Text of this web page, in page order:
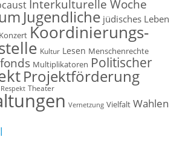
Interkulturelle Woche
Jugendliche jüdisches Leben
Konzert Koordinierungs-
Kultur Lesen Menschenrechte
Multiplikatoren Politischer
Projektförderung
Respekt Theater
Vernetzung Vielfalt Wahlen